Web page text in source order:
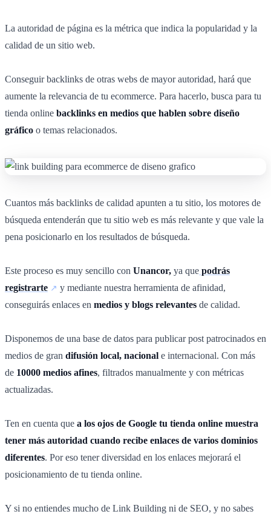
La autoridad de página es la métrica que indica la popularidad y la
calidad de un sitio web.
Conseguir backlinks de otras webs de mayor autoridad, hará que
aumente la relevancia de tu ecommerce. Para hacerlo, busca para tu
tienda online backlinks en medios que hablen sobre diseño
gráfico o temas relacionados.
Cuantos más backlinks de calidad apunten a tu sitio, los motores de
búsqueda entenderán que tu sitio web es más relevante y que vale la
pena posicionarlo en los resultados de búsqueda.
Este proceso es muy sencillo con Unancor, ya que podrás
registrarte
y mediante nuestra herramienta de afinidad,
conseguirás enlaces en medios y blogs relevantes de calidad.
Disponemos de una base de datos para publicar post patrocinados en
medios de gran difusión local, nacional e internacional. Con más
de 10000 medios afines, filtrados manualmente y con métricas
actualizadas.
Ten en cuenta que a los ojos de Google tu tienda online muestra
tener más autoridad cuando recibe enlaces de varios dominios
diferentes. Por eso tener diversidad en los enlaces mejorará el
posicionamiento de tu tienda online.
Y si no entiendes mucho de Link Building ni de SEO, y no sabes